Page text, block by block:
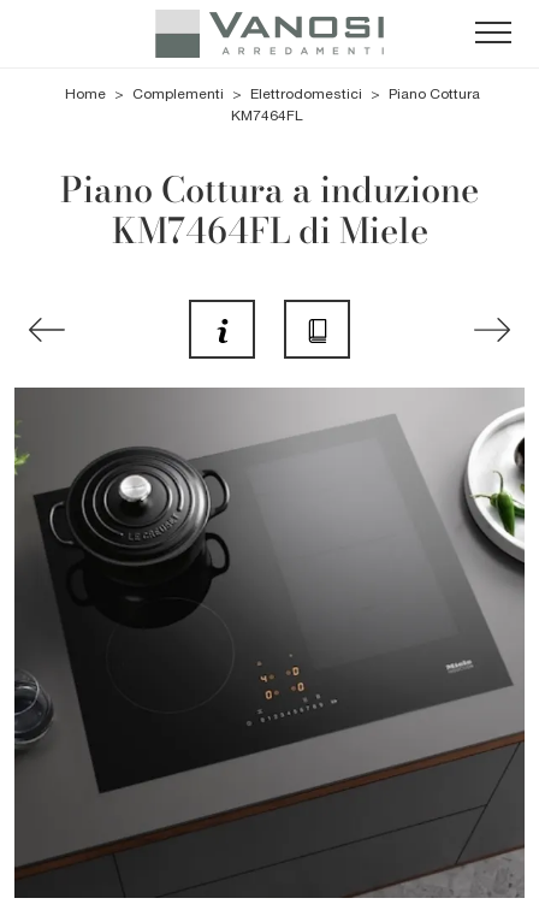
Home > Complementi > Elettrodomestici > Piano Cottura
KM7464FL
Piano Cottura a induzione
KM7464FL di Miele